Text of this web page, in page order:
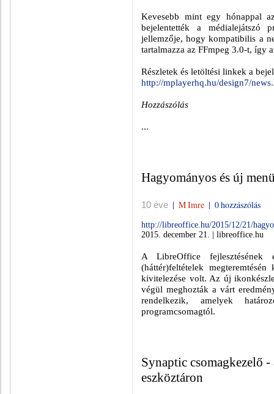
Kevesebb mint egy hónappal
bejelentették a médialejátszó
jellemzője, hogy kompatibilis a
tartalmazza az FFmpeg 3.0-t, így
Részletek és letöltési linkek a
http://mplayerhq.hu/design7/
Hozzászólás
...
Hagyományos és új
10 éve | M Imre | 0 hozzászólás
http://libreoffice.hu/2015/12/21/
2015. december 21. | libreoffice.hu
A LibreOffice
(háttér)feltételek
kivitelezése volt. Az új
végül meghozták a várt
rendelkezik, amelyek
programcsomagtól.
Synaptic csomagkezelő
eszköztáron